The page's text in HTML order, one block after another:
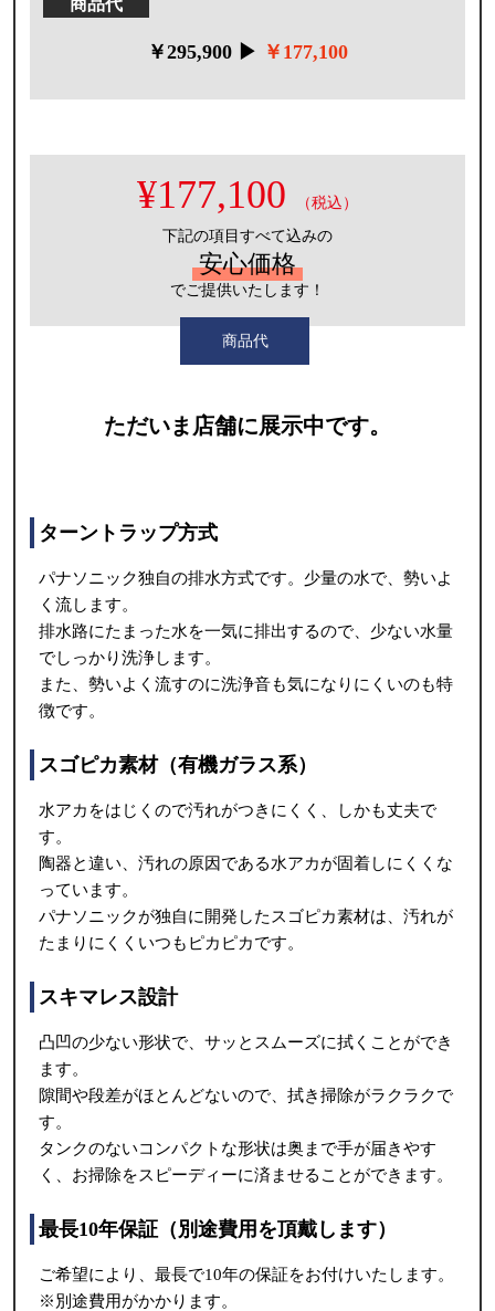
￥295,900 ▶ ￥177,100
¥177,100
（税込）
下記の項目すべて込みの
安心価格
でご提供いたします！
商品代
ただいま店舗に展示中です。
ターントラップ方式
パナソニック独自の排水方式です。少量の水で、勢いよ
く流します。
排水路にたまった水を一気に排出するので、少ない水量
でしっかり洗浄します。
また、勢いよく流すのに洗浄音も気になりにくいのも特
徴です。
スゴピカ素材（有機ガラス系）
水アカをはじくので汚れがつきにくく、しかも丈夫で
す。
陶器と違い、汚れの原因である水アカが固着しにくくな
っています。
パナソニックが独自に開発したスゴピカ素材は、汚れが
たまりにくくいつもピカピカです。
スキマレス設計
凸凹の少ない形状で、サッとスムーズに拭くことができ
ます。
隙間や段差がほとんどないので、拭き掃除がラクラクで
す。
タンクのないコンパクトな形状は奥まで手が届きやす
く、お掃除をスピーディーに済ませることができます。
最長10年保証（別途費用を頂戴します）
ご希望により、最長で10年の保証をお付けいたします。
※別途費用がかかります。